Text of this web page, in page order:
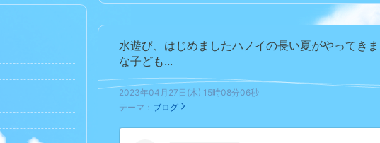
水遊び、はじめましたハノイの長い夏がやってき
な子ども...
2023年04月27日(木) 15時08分06秒
テーマ： ブログ